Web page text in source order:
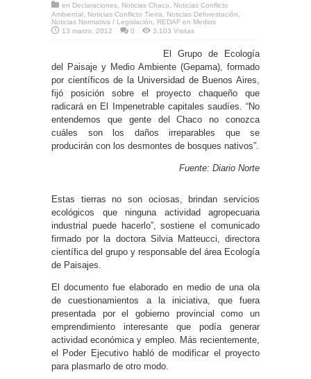
en Declaraciones Noticias Chaco
Noticias Conflicto
Ambiental
Noticias Conflicto Tierra Noticias Deforestación
Noticias Normativa / Legislación
REDAF en Medios
13 marzo, 2012
0 3,103 Visitas
El Grupo de Ecología
del Paisaje y Medio Ambiente (Gepama), formado
por científicos de la Universidad de Buenos Aires,
fijó posición sobre el proyecto chaqueño que
radicará en El Impenetrable capitales saudíes. “No
entendemos que gente del Chaco no conozca
cuáles son los daños irreparables que se
producirán con los desmontes de bosques nativos”.
Fuente: Diario Norte
Estas tierras no son ociosas, brindan servicios
ecológicos que ninguna actividad agropecuaria
industrial puede hacerlo”, sostiene el comunicado
firmado por la doctora Silvia Matteucci, directora
científica del grupo y responsable del área Ecología
de Paisajes.
El documento fue elaborado en medio de una ola
de cuestionamientos a la iniciativa, que fuera
presentada por el gobierno provincial como un
emprendimiento interesante que podía generar
actividad económica y empleo. Más recientemente,
el Poder Ejecutivo habló de modificar el proyecto
para plasmarlo de otro modo.